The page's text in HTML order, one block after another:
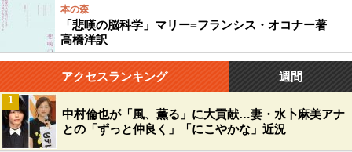
本の森
「悲嘆の脳科学」マリー=フランシス・オコナー著
高橋洋訳
アクセスランキング 週間
中村倫也が「風、薫る」に大貢献…妻・水卜麻美アナ
との「ずっと仲良く」「にこやかな」近況
1